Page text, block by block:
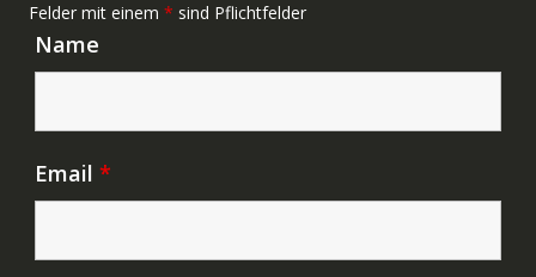
Felder mit einem * sind Pflichtfelder
Name
Email *